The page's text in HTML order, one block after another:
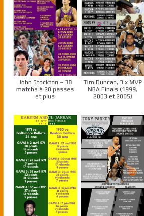
John Stockton – 38
matchs à 20 passes
et plus
Tim Duncan, 3 x MVP
NBA Finals (1999,
2003 et 2005)